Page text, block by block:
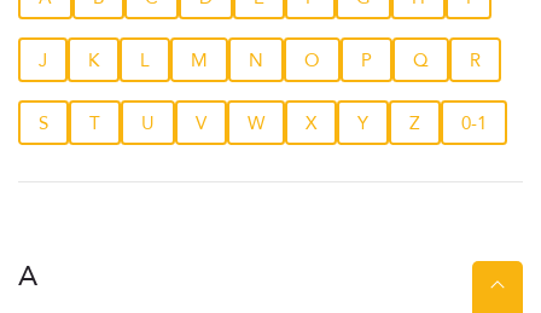
J K L M N O P Q R
S T U V W X Y Z 0-1
A